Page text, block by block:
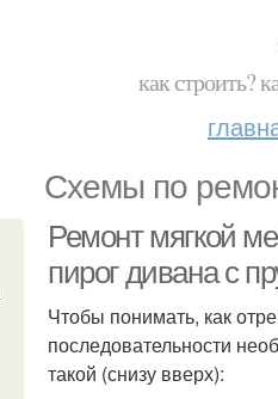
как строить?
Схемы по
Ремонт мягкой
пирог дивана с
Чтобы понимать, как
последовательности
такой (снизу вверх):